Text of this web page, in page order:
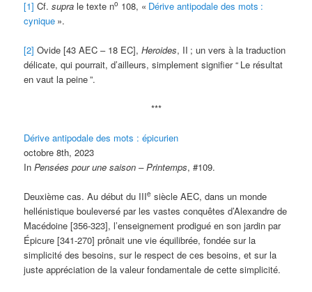
[1] Cf.supra le texte no 108, « Dérive antipodale des mots :
cynique ».
[2] Ovide [43 AEC – 18 EC],Heroides, II ; un vers à la traduction
délicate, qui pourrait, d’ailleurs, simplement signifier “ Le résultat
en vaut la peine”.
***
Dérive antipodale des mots : épicurien
octobre 8th, 2023
InPensées pour une saison – Printemps, #109.
Deuxième cas. Au début du IIIe siècle AEC, dans un monde
hellénistique bouleversé par les vastes conquêtes d’Alexandre de
Macédoine [356-323], l’enseignement prodigué en son jardin par
Épicure [341-270] prônait une vie équilibrée, fondée sur la
simplicité des besoins, sur le respect de ces besoins, et sur la
juste appréciation de la valeur fondamentale de cette simplicité.